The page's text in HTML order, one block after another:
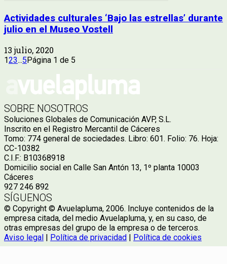
Actividades culturales ‘Bajo las estrellas’ durante
julio en el Museo Vostell
13 julio, 2020
123...5Página 1 de 5
SOBRE NOSOTROS
Soluciones Globales de Comunicación AVP, S.L.
Inscrito en el Registro Mercantil de Cáceres
Tomo: 774 general de sociedades. Libro: 601. Folio: 76. Hoja:
CC-10382
C.I.F.: B10368918
Domicilio social en Calle San Antón 13, 1º planta 10003
Cáceres
927 246 892
SÍGUENOS
© Copyright © Avuelapluma, 2006. Incluye contenidos de la
empresa citada, del medio Avuelapluma, y, en su caso, de
otras empresas del grupo de la empresa o de terceros.
Aviso legal | Política de privacidad | Política de cookies